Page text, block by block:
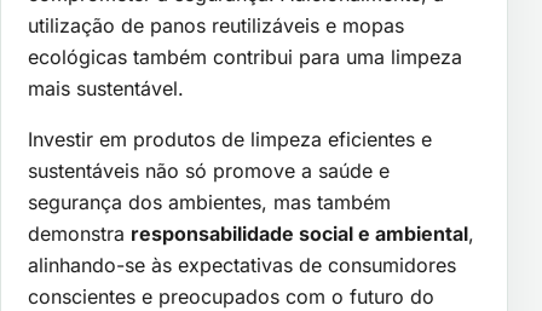
utilização de panos reutilizáveis e mopas
ecológicas também contribui para uma limpeza
mais sustentável.
Investir em produtos de limpeza eficientes e
sustentáveis não só promove a saúde e
segurança dos ambientes, mas também
demonstra responsabilidade social e ambiental,
alinhando-se às expectativas de consumidores
conscientes e preocupados com o futuro do